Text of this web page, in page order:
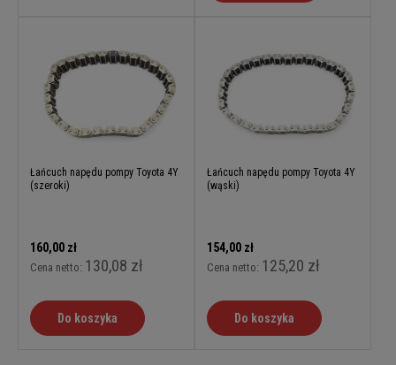
Łańcuch napędu pompy Toyota 4Y
(szeroki)
160,00 zł
Cena netto: 130,08 zł
Do koszyka
Łańcuch napędu pompy Toyota 4Y
(wąski)
154,00 zł
Cena netto: 125,20 zł
Do koszyka